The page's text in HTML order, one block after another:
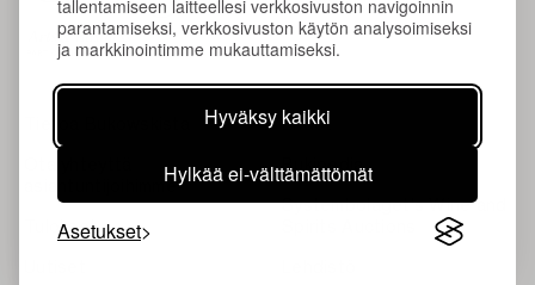
tallentamiseen laitteellesi verkkosivuston navigoinnin
parantamiseksi, verkkosivuston käytön analysoimiseksi
ja markkinointimme mukauttamiseksi.
Hyväksy kaikki
Hylkää ei-välttämättömät
Asetukset
Tulokset
Ehdot
Bukipedia
Systembolaget's Wine and